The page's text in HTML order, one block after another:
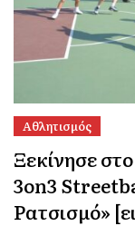
Αθλητισμός
Ξεκίνησε
3on3
Ρατσισμό»